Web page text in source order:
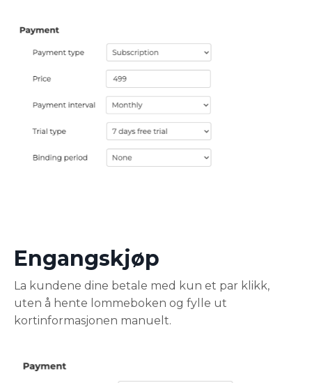
Engangskjøp
La kundene dine betale med kun et par klikk,
uten å hente lommeboken og fylle ut
kortinformasjonen manuelt.